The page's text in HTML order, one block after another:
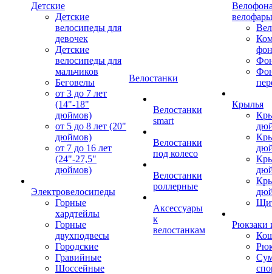
Детские
Детские
велосипеды для
девочек
Детские
велосипеды для
мальчиков
Беговелы
от 3 до 7 лет
(14"-18"
дюймов)
от 5 до 8 лет (20"
дюймов)
от 7 до 16 лет
(24"-27,5"
дюймов)
Электровелосипеды
Горные
хардтейлы
Горные
двухподвесы
Городские
Гравийные
Шоссейные
Велостанки
Велостанки
smart
Велостанки
под колесо
Велостанки
роллерные
Аксессуары
к
велостанкам
велофары
Крылья
Рюкзаки